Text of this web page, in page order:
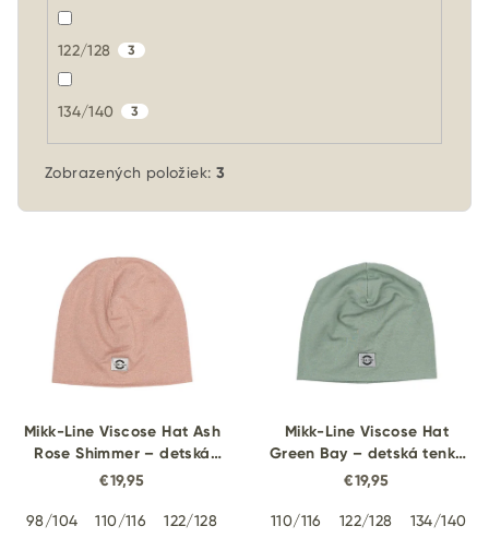
122/128 3
134/140 3
Zobrazených položiek: 3
Mikk-Line Viscose Hat Ash
Rose Shimmer – detská
tenká trblietavá čiapka z
€19,95
98/104 110/116 122/128
134/140
Mikk-Line Viscose Hat
Green Bay – detská tenká
čiapka z viskózy
€19,95
110/116 122/128
134/140